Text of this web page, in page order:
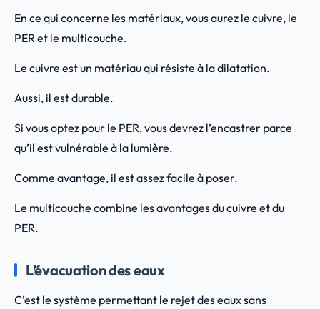
En ce qui concerne les matériaux, vous aurez le cuivre, le
PER et le multicouche.
Le cuivre est un matériau qui résiste à la dilatation.
Aussi, il est durable.
Si vous optez pour le PER, vous devrez l’encastrer parce
qu’il est vulnérable à la lumière.
Comme avantage, il est assez facile à poser.
Le multicouche combine les avantages du cuivre et du
PER.
L’évacuation des eaux
C’est le système permettant le rejet des eaux sans